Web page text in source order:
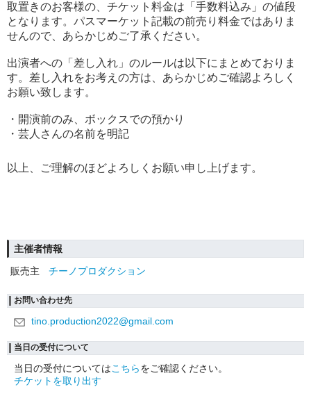
取置きのお客様の、チケット料金は「手数料込み」の値段
となります。パスマーケット記載の前売り料金ではありま
せんので、あらかじめご了承ください。
出演者への「差し入れ」のルールは以下にまとめておりま
す。差し入れをお考えの方は、あらかじめご確認よろしく
お願い致します。
・開演前のみ、ボックスでの預かり
・芸人さんの名前を明記
以上、ご理解のほどよろしくお願い申し上げます。
主催者情報
販売主
チーノプロダクション
お問い合わせ先
tino.production2022@gmail.com
当日の受付について
当日の受付についてはこちらをご確認ください。
チケットを取り出す